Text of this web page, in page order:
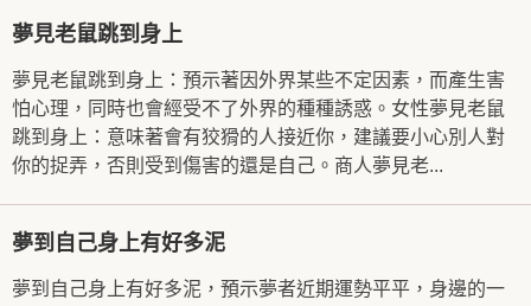
夢見老鼠跳到身上
夢見老鼠跳到身上：預示著因外界某些不定因素，而產生害
怕心理，同時也會經受不了外界的種種誘惑。女性夢見老鼠
跳到身上：意味著會有狡猾的人接近你，建議要小心別人對
你的捉弄，否則受到傷害的還是自己。商人夢見老...
夢到自己身上有好多泥
夢到自己身上有好多泥，預示夢者近期運勢平平，身邊的一